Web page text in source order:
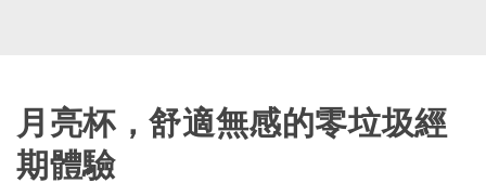
月亮杯，舒適無感的零垃圾經
期體驗